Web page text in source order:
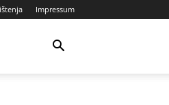
Impressum